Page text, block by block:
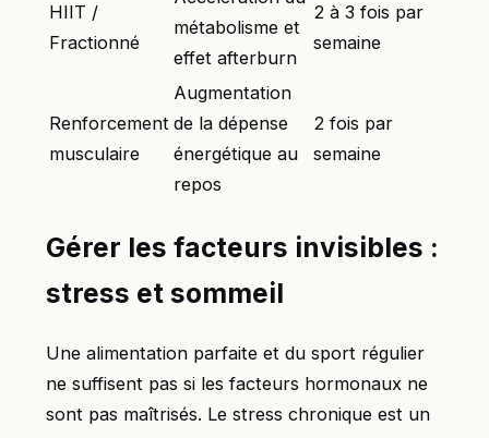
HIIT /
Fractionné
métabolisme et
effet afterburn
2 à 3 fois par
semaine
Renforcement
musculaire
Augmentation
de la dépense
énergétique au
repos
2 fois par
semaine
Gérer les facteurs invisibles :
stress et sommeil
Une alimentation parfaite et du sport régulier
ne suffisent pas si les facteurs hormonaux ne
sont pas maîtrisés. Le stress chronique est un